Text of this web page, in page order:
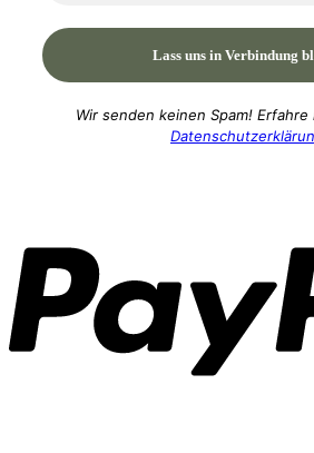
Wir senden keinen Spam!